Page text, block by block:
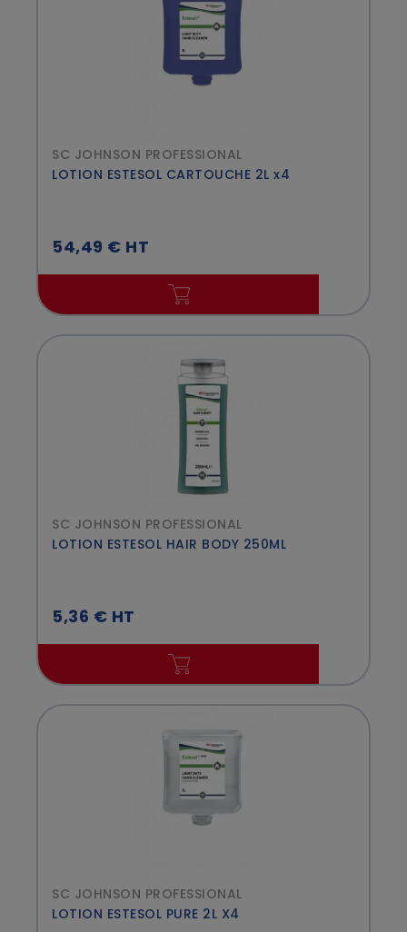
SC JOHNSON PROFESSIONAL
LOTION ESTESOL CARTOUCHE 2L x4
54,49 € HT
SC JOHNSON PROFESSIONAL
LOTION ESTESOL HAIR BODY 250ML
5,36 € HT
SC JOHNSON PROFESSIONAL
LOTION ESTESOL PURE 2L X4